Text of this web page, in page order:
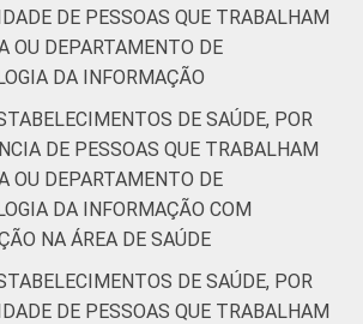
DE PESSOAS QUE TRABALHAM
OU DEPARTAMENTO DE
DA INFORMAÇÃO
DE SAÚDE, POR
DE PESSOAS QUE TRABALHAM
OU DEPARTAMENTO DE
DA INFORMAÇÃO COM
NA ÁREA DE SAÚDE
DE SAÚDE, POR
DE PESSOAS QUE TRABALHAM